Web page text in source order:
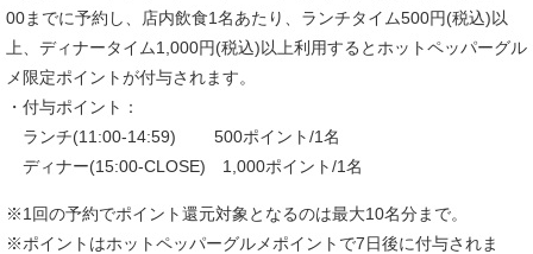
00までに予約し、店内飲食1名あたり、ランチタイム500円(税込)以
上、ディナータイム1,000円(税込)以上利用するとホットペッパーグル
メ限定ポイントが付与されます。
・付与ポイント：
ランチ(11:00-14:59) 500ポイント/1名
ディナー(15:00-CLOSE) 1,000ポイント/1名
※1回の予約でポイント還元対象となるのは最大10名分まで。
※ポイントはホットペッパーグルメポイントで7日後に付与されま